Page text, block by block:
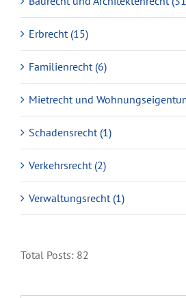
Erbrecht (15)
Familienrecht (6)
Mietrecht und
Schadensrecht (1)
Verkehrsrecht (2)
Verwaltungsrecht (1)
Total Posts: 82